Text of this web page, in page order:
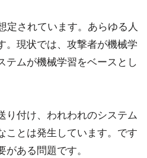
定されています。あらゆる人
。現状では、攻撃者が機械学
テムが機械学習をベースとし
り付け、われわれのシステム
ことは発生しています。です
ある問題です。